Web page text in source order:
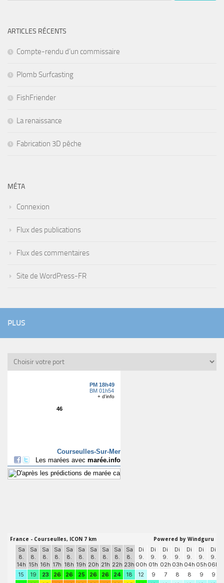
ARTICLES RÉCENTS
Compte-rendu d’un commissaire
Plomb Surfcasting
FishFriender
La renaissance
Fabrication 3D pêche
MÉTA
Connexion
Flux des publications
Flux des commentaires
Site de WordPress-FR
PLUS